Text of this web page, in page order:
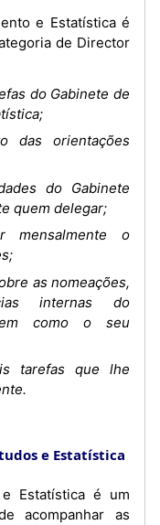
e Estatística é
de Director
do Gabinete de
das orientações
do Gabinete
quem delegar;
mensalmente o
as nomeações,
internas do
como o seu
tarefas que lhe
e Estatística
acompanhar as